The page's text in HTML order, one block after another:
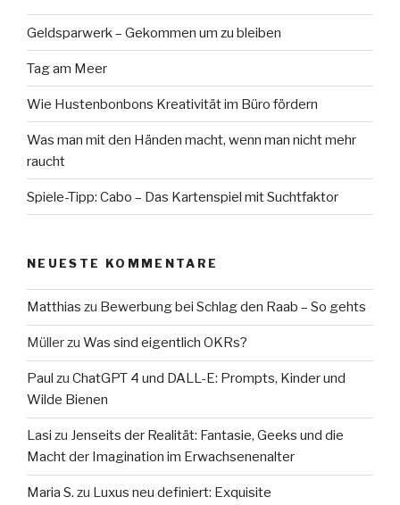
Geldsparwerk – Gekommen um zu bleiben
Tag am Meer
Wie Hustenbonbons Kreativität im Büro fördern
Was man mit den Händen macht, wenn man nicht mehr
raucht
Spiele-Tipp: Cabo – Das Kartenspiel mit Suchtfaktor
NEUESTE KOMMENTARE
Matthias zu Bewerbung bei Schlag den Raab – So gehts
Müllerzu Was sind eigentlich OKRs?
Paul zu ChatGPT 4 und DALL-E: Prompts, Kinder und
Wilde Bienen
Lasi zu Jenseits der Realität: Fantasie, Geeks und die
Macht der Imagination im Erwachsenenalter
Maria S. zu Luxus neu definiert: Exquisite